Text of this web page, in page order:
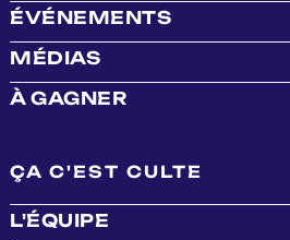
ÉVÉNEMENTS
MÉDIAS
À GAGNER
ÇA C'EST CULTE
L'ÉQUIPE